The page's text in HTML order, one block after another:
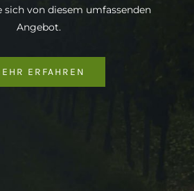
sich von diesem umfassenden
Angebot.
ERFAHREN